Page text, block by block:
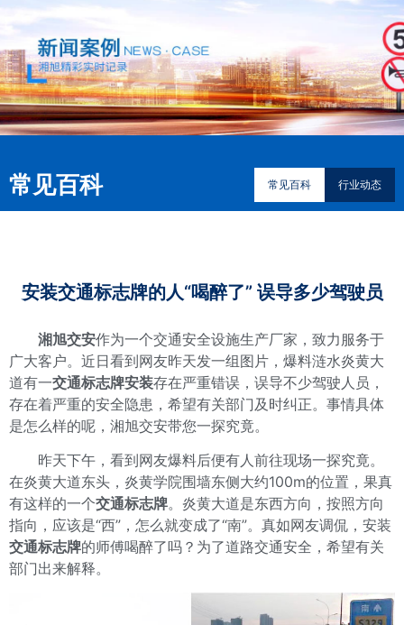
常见百科 常见百科 行业动态
安装交通标志牌的人“喝醉了” 误导多少驾驶员
湘旭交安作为一个交通安全设施生产厂家，致力服务于
广大客户。近日看到网友昨天发一组图片，爆料涟水炎黄大
道有一交通标志牌安装存在严重错误，误导不少驾驶人员，
存在着严重的安全隐患，希望有关部门及时纠正。事情具体
是怎么样的呢，湘旭交安带您一探究竟。
昨天下午，看到网友爆料后便有人前往现场一探究竟。
在炎黄大道东头，炎黄学院围墙东侧大约100m的位置，果真
有这样的一个交通标志牌。炎黄大道是东西方向，按照方向
指向，应该是“西”，怎么就变成了“南”。真如网友调侃，安装
交通标志牌的师傅喝醉了吗？为了道路交通安全，希望有关
部门出来解释。